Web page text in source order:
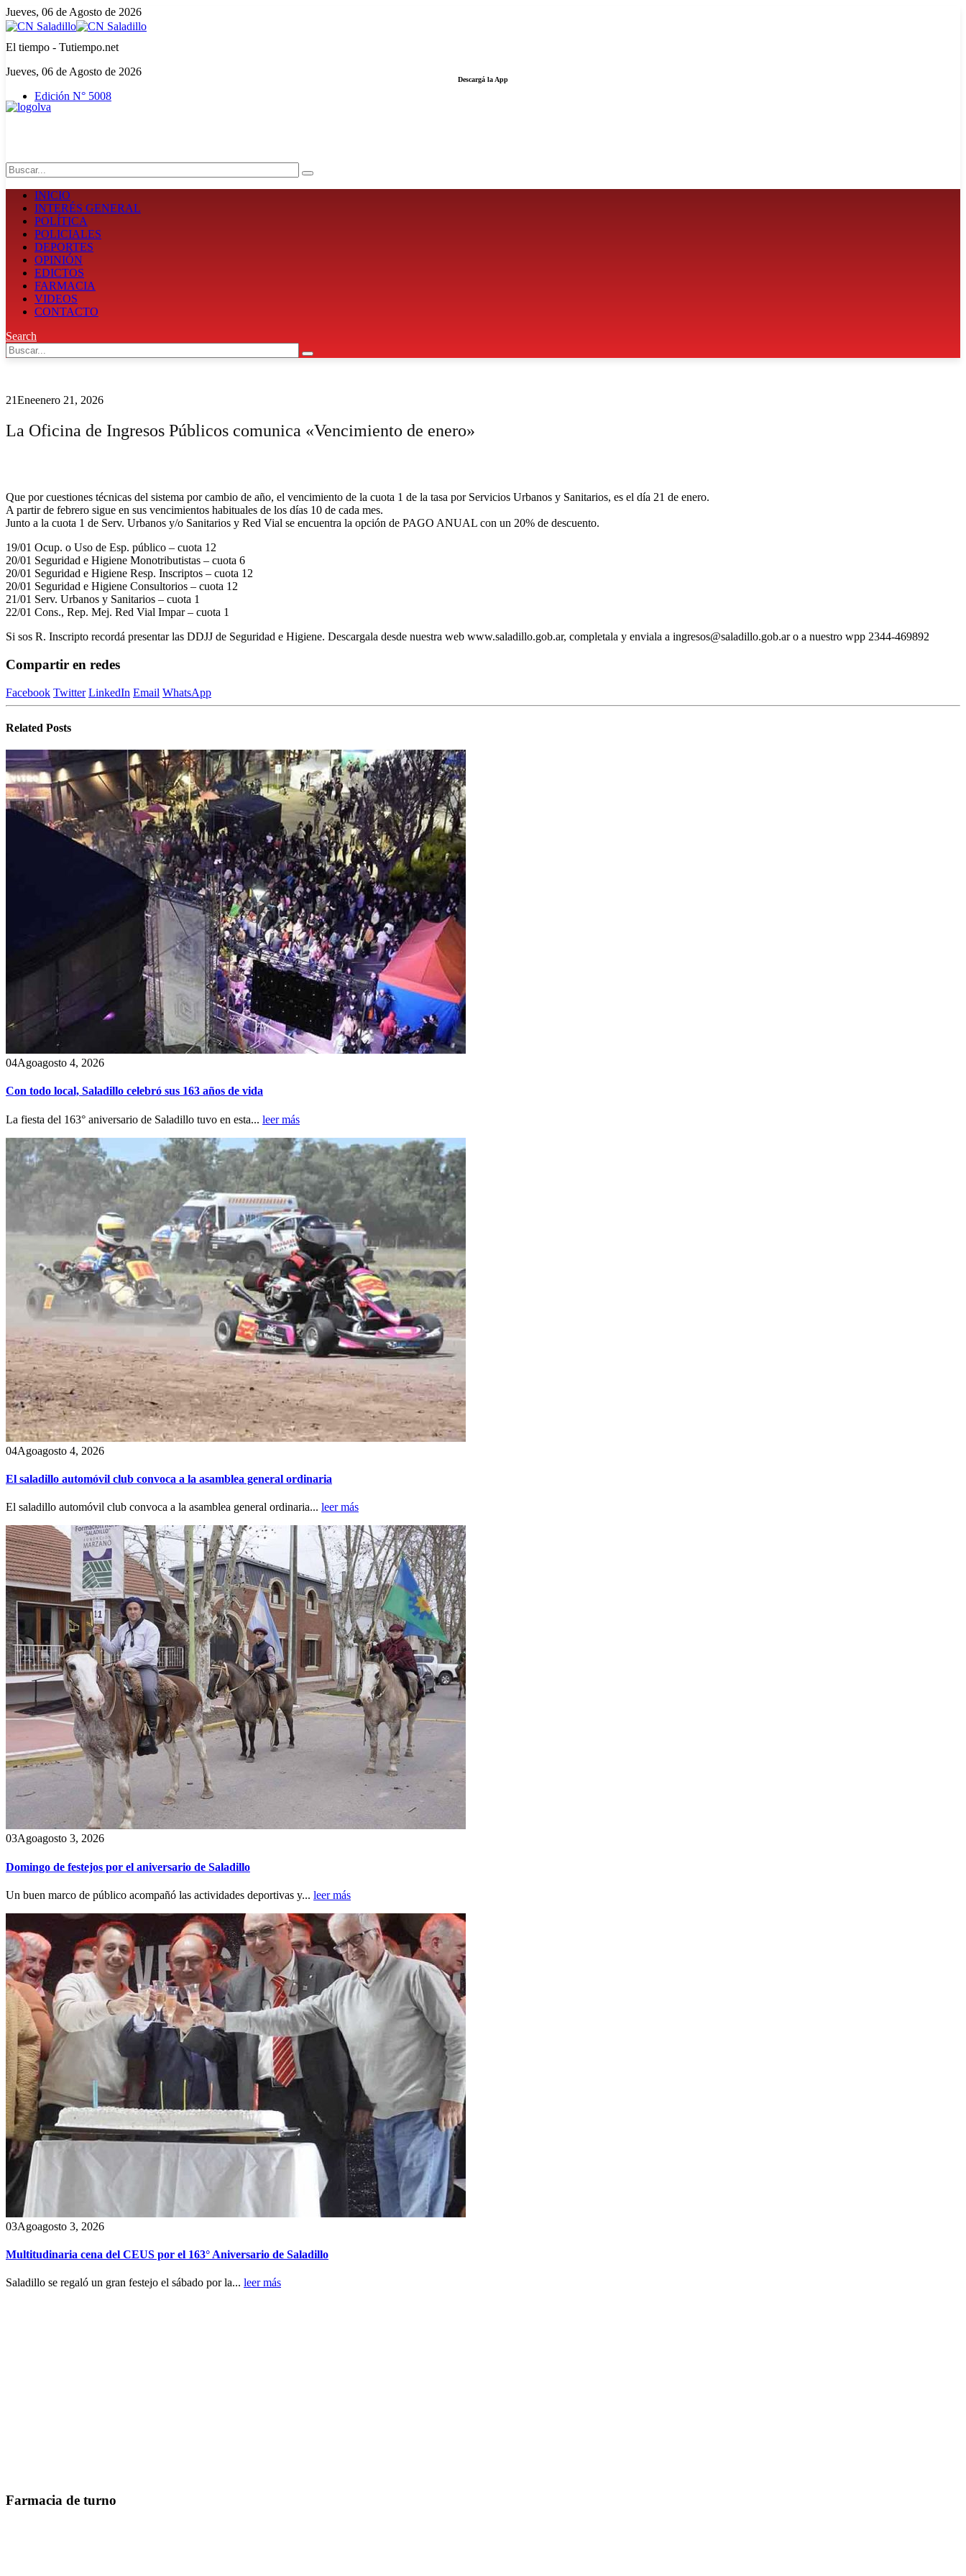
Jueves, 06 de Agosto de 2026
El tiempo - Tutiempo.net
Jueves, 06 de Agosto de 2026
Edición N° 5008
Descargá la App
INICIO
INTERÉS GENERAL
POLÍTICA
POLICIALES
DEPORTES
OPINIÓN
EDICTOS
FARMACIA
VIDEOS
CONTACTO
Search
21Eneenero 21, 2026
La Oficina de Ingresos Públicos comunica «Vencimiento de enero»
Que por cuestiones técnicas del sistema por cambio de año, el vencimiento de la cuota 1 de la tasa por Servicios Urbanos y Sanitarios, es el día 21 de enero.
A partir de febrero sigue en sus vencimientos habituales de los días 10 de cada mes.
Junto a la cuota 1 de Serv. Urbanos y/o Sanitarios y Red Vial se encuentra la opción de PAGO ANUAL con un 20% de descuento.
19/01 Ocup. o Uso de Esp. público – cuota 12
20/01 Seguridad e Higiene Monotributistas – cuota 6
20/01 Seguridad e Higiene Resp. Inscriptos – cuota 12
20/01 Seguridad e Higiene Consultorios – cuota 12
21/01 Serv. Urbanos y Sanitarios – cuota 1
22/01 Cons., Rep. Mej. Red Vial Impar – cuota 1
Si sos R. Inscripto recordá presentar las DDJJ de Seguridad e Higiene. Descargala desde nuestra web www.saladillo.gob.ar, completala y enviala a ingresos@saladillo.gob.ar o a nuestro wpp 2344-469892
Compartir en redes
Facebook Twitter LinkedIn Email WhatsApp
Related Posts
04Agoagosto 4, 2026
Con todo local, Saladillo celebró sus 163 años de vida
La fiesta del 163° aniversario de Saladillo tuvo en esta... leer más
04Agoagosto 4, 2026
El saladillo automóvil club convoca a la asamblea general ordinaria
El saladillo automóvil club convoca a la asamblea general ordinaria... leer más
03Agoagosto 3, 2026
Domingo de festejos por el aniversario de Saladillo
Un buen marco de público acompañó las actividades deportivas y... leer más
03Agoagosto 3, 2026
Multitudinaria cena del CEUS por el 163° Aniversario de Saladillo
Saladillo se regaló un gran festejo el sábado por la... leer más
Farmacia de turno